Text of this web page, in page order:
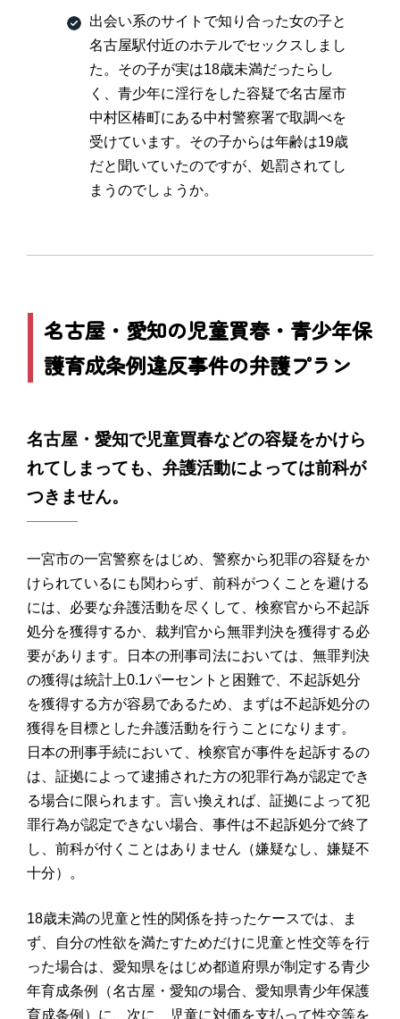
出会い系のサイトで知り合った女の子と
名古屋駅付近のホテルでセックスしまし
た。その子が実は18歳未満だったらし
く、青少年に淫行をした容疑で名古屋市
中村区椿町にある中村警察署で取調べを
受けています。その子からは年齢は19歳
だと聞いていたのですが、処罰されてし
まうのでしょうか。
名古屋・愛知の児童買春・青少年保
護育成条例違反事件の弁護プラン
名古屋・愛知で児童買春などの容疑をかけら
れてしまっても、弁護活動によっては前科が
つきません。
一宮市の一宮警察をはじめ、警察から犯罪の容疑をか
けられているにも関わらず、前科がつくことを避ける
には、必要な弁護活動を尽くして、検察官から不起訴
処分を獲得するか、裁判官から無罪判決を獲得する必
要があります。日本の刑事司法においては、無罪判決
の獲得は統計上0.1パーセントと困難で、不起訴処分
を獲得する方が容易であるため、まずは不起訴処分の
獲得を目標とした弁護活動を行うことになります。
日本の刑事手続において、検察官が事件を起訴するの
は、証拠によって逮捕された方の犯罪行為が認定でき
る場合に限られます。言い換えれば、証拠によって犯
罪行為が認定できない場合、事件は不起訴処分で終了
し、前科が付くことはありません（嫌疑なし、嫌疑不
十分）。
18歳未満の児童と性的関係を持ったケースでは、ま
ず、自分の性欲を満たすためだけに児童と性交等を行
った場合は、愛知県をはじめ都道府県が制定する青少
年育成条例（名古屋・愛知の場合、愛知県青少年保護
育成条例）に、次に、児童に対価を支払って性交等を